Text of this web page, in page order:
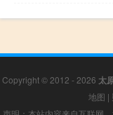
Copyright © 2012 - 2026 太
地图 |